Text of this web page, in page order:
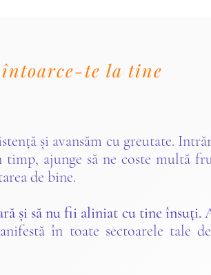
te la tine
și avansăm cu greutate.
ajunge să ne coste multă
de bine.
și să nu fii aliniat cu tine însuți.
în toate sectoarele tale